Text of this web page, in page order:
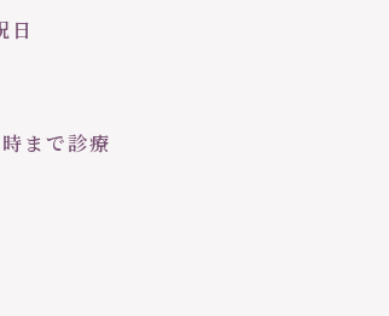
日
まで診療